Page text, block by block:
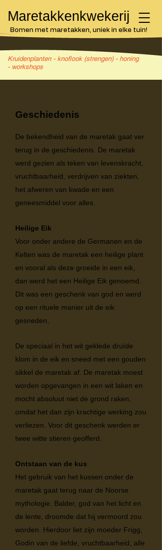
Maretakkenkwekerij
Kruidenplanten - knoflook (strengen) - honing
Bomen met maretakken, uniek in elke tuin!
- workshops
Geschiedenis
De bekendheid van de maretak gaat ver
terug in de geschiedenis. De maretak
werd gezien als teken van levenskracht,
vruchtbaarheid, verdrijven van ziekten,
het afweren van kwade en een
geneesmiddel voor alles.
Heilige Eik
Voor onder andere de Germanen en de
Kelten was de maretak een heilige plant
en vooral als deze groeide in een eik,
dan werd het een Heilige Eik genoemd.
Dit was een geschenk van god en werd
op een rituele manier uit de eik
gesneden;
De speciaal in het wit geklede druïde
klom in de eik en sneed met een gouden
sikkel de maretak af. De maretak moest
worden opgevangen in een wit laken en
mocht absoluut niet de grond raken,
omdat het dan zijn krachtige werking zou
verliezen. Voor dit geschenk werden er
twee witte stieren geofferd.
Ontstaan van de kus
Het gebruik van het kussen onder de
maretak gaat terug naar de Noorse
mythologie. Balder, god van het licht en
de lente, droomde dat hij vermoord zou
worden. Hierdoor liet zijn moeder Frigg,
Godin van de liefde, vruchtbaarheid, alle